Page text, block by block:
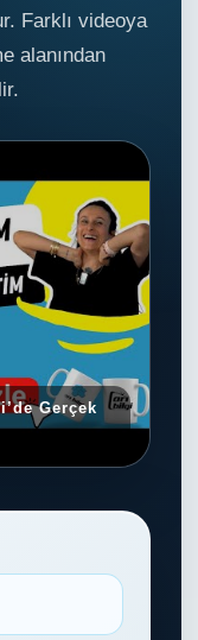
Farklı videoya
alanından
Gerçek